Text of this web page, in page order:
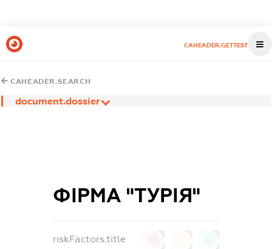
CAHEADER.GETTEST
CAHEADER.SEARCH
document.dossier
ФІРМА "ТУРІЯ"
riskFactors.title